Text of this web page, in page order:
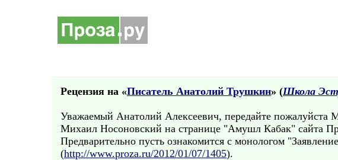
Рецензия на «Писатель Анатолий Трушкин» (Школа
Уважаемый Анатолий Алексеевич, передайте пожалуйста
Михаил Носоновский на странице "Амушл Кабак" сайта
Предварительно пусть ознакомится с монологом
(http://www.proza.ru/2012/01/07/1405).